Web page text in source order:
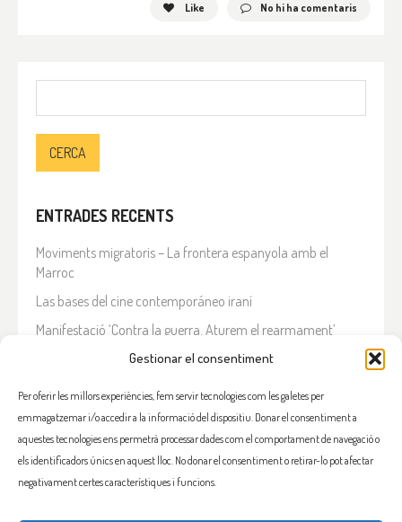
Gestionar el consentiment
Per oferir les millors experiències, fem servir tecnologies com les galetes per
emmagatzemar i/o accedir a la informació del dispositiu. Donar el consentiment a
aquestes tecnologies ens permetrà processar dades com el comportament de navegació o
els identificadors únics en aquest lloc. No donar el consentiment o retirar-lo pot afectar
negativament certes característiques i funcions.
Like No hi ha comentaris
ENTRADES RECENTS
Moviments migratoris – La frontera espanyola amb el
Marroc
Las bases del cine contemporáneo iraní
Manifestació ‘Contra la guerra. Aturem el rearmament’
En solidaritat amb el Líban
Què està passant a l’Iran?
COMENTARIS RECENTS